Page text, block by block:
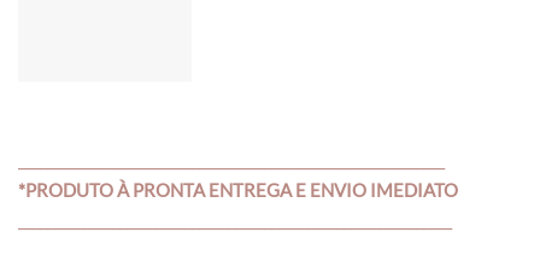
*PRODUTO À PRONTA ENTREGA E ENVIO IMEDIATO